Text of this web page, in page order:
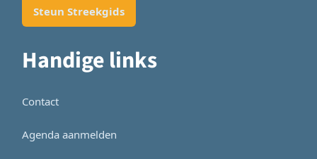
Steun Streekgids
Handige links
Contact
Agenda aanmelden